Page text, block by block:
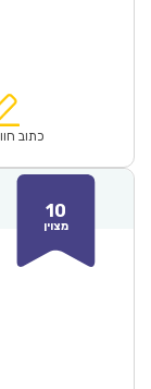
כתוב
10
מצוין